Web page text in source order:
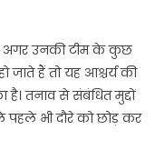
अगर उनकी टीम के कुछ
जाते हैं तो यह आश्चर्य की
है। तनाव से संबंधित मुद्दों
पहले भी दौरे को छोड़ कर